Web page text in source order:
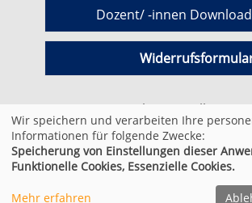
Dozent/ -innen
Cookie Einstellungen
© 2026 Kufer Software GmbH
Wir speichern und verarbeiten Ihre
Informationen für folgende Zwecke:
Speicherung von Einstellungen dieser
Funktionelle Cookies, Essenzielle Cookies.
Mehr erfahren